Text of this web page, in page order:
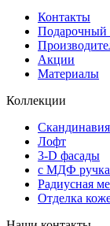
Контакты
Подарочный
Акции
Материалы
Коллекции
Скандинавия
Лофт
3-D фасады
с МДФ
Радиусная
Отделка